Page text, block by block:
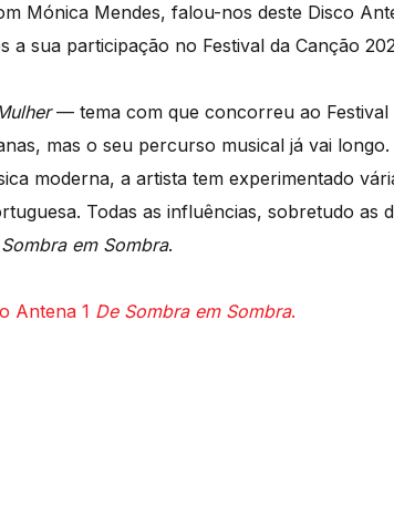
Mónica Mendes, falou-nos deste Disco
a sua participação no Festival da Canção
— tema com que concorreu ao
mas o seu percurso musical já vai
moderna, a artista tem experimentado
Todas as influências, sobretudo as
em Sombra.
Antena 1 De Sombra em Sombra.